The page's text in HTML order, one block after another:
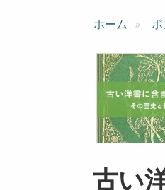
ホーム
古い